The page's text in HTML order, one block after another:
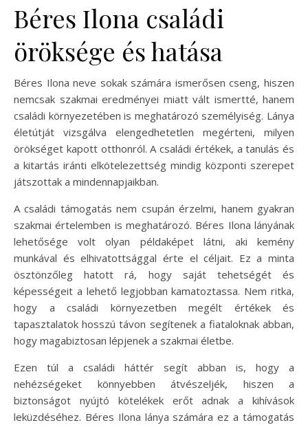
Béres Ilona családi
öröksége és hatása
Béres Ilona neve sokak számára ismerősen cseng, hiszen
nemcsak szakmai eredményei miatt vált ismertté, hanem
családi környezetében is meghatározó személyiség. Lánya
életútját vizsgálva elengedhetetlen megérteni, milyen
örökséget kapott otthonról. A családi értékek, a tanulás és
a kitartás iránti elkötelezettség mindig központi szerepet
játszottak a mindennapjaikban.
A családi támogatás nem csupán érzelmi, hanem gyakran
szakmai értelemben is meghatározó. Béres Ilona lányának
lehetősége volt olyan példaképet látni, aki kemény
munkával és elhivatottsággal érte el céljait. Ez a minta
ösztönzőleg hatott rá, hogy saját tehetségét és
képességeit a lehető legjobban kamatoztassa. Nem ritka,
hogy a családi környezetben megélt értékek és
tapasztalatok hosszú távon segítenek a fiataloknak abban,
hogy magabiztosan lépjenek a szakmai életbe.
Ezen túl a családi háttér segít abban is, hogy a
nehézségeket könnyebben átvészeljék, hiszen a
biztonságot nyújtó kötelékek erőt adnak a kihívások
leküzdéséhez. Béres Ilona lánya számára ez a támogatás